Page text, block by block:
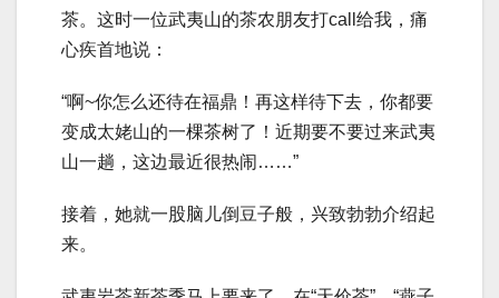
茶。这时一位武夷山的茶农朋友打call给我，痛
心疾首地说：
“啊~你怎么还待在福鼎！再这样待下去，你都要
变成太姥山的一棵茶树了！近期要不要过来武夷
山一趟，这边最近很热闹……”
接着，她就一股脑儿倒豆子般，兴致勃勃介绍起
来。